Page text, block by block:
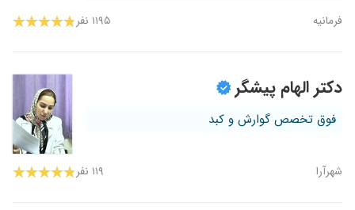
فرمانیه ۱۱۹۵ نفر
دکتر الهام پیشگر
فوق تخصص گوارش و کبد
شهرآرا ۱۱۹ نفر